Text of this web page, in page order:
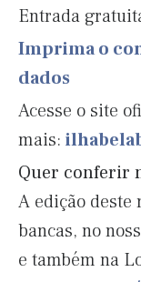
Entrada
Imprima o
dados
Acesse o site
mais:
Quer conferir
A edição deste
bancas, no
e também na